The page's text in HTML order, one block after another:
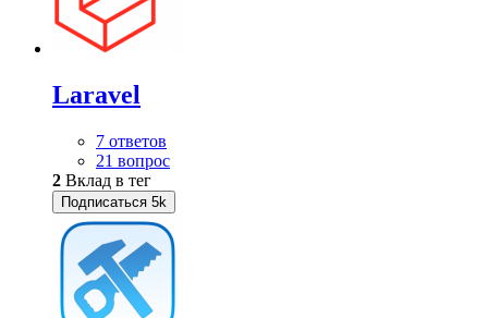
Laravel
7 ответов
21 вопрос
2 Вклад в тег
Подписаться 5k